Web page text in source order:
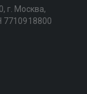
г. Москва,
7710918800